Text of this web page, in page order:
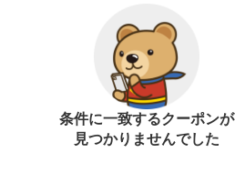
条件に一致するクーポンが
見つかりませんでした